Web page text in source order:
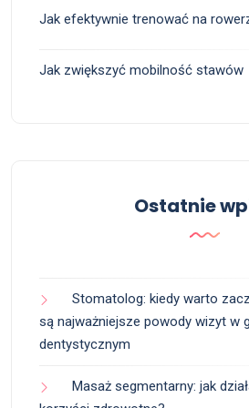
Jak efektywnie trenować na
Jak zwiększyć mobilność stawów
Ostatnie
Stomatolog: kiedy warto
są najważniejsze powody wizyt w
dentystycznym
Masaż segmentarny: jak